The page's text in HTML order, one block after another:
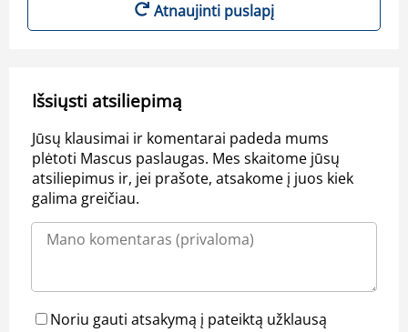
Atnaujinti puslapį
Išsiųsti atsiliepimą
Jūsų klausimai ir komentarai padeda mums
plėtoti Mascus paslaugas. Mes skaitome jūsų
atsiliepimus ir, jei prašote, atsakome į juos kiek
galima greičiau.
Noriu gauti atsakymą į pateiktą užklausą